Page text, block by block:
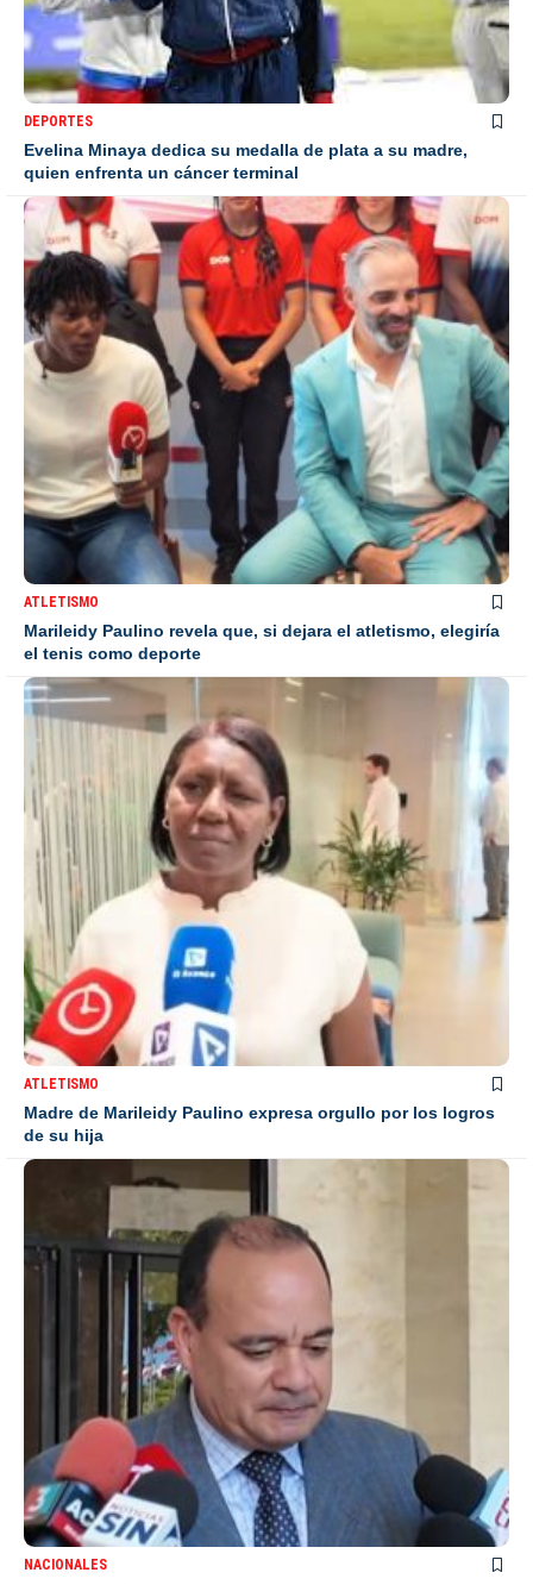
DEPORTES
Evelina Minaya dedica su medalla de plata a su madre,
quien enfrenta un cáncer terminal
ATLETISMO
Marileidy Paulino revela que, si dejara el atletismo, elegiría
el tenis como deporte
ATLETISMO
Madre de Marileidy Paulino expresa orgullo por los logros
de su hija
NACIONALES